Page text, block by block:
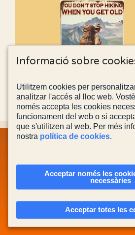
POLÍTICA DE COOKIES
CONTACTA'NS
Informació sobre
Utilitzem cookies per
analitzar l'accés al lloc web.
només accepta les cookies
funcionament del web o si
que s'utilitzen al web. Per més
nostra política de cookies.
Acceptar només les
necessàries
Acceptar totes les